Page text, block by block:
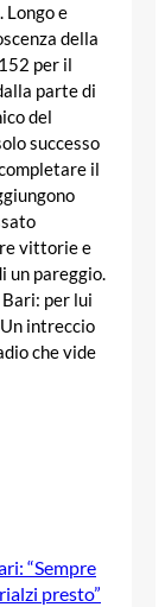
Longo e
della
per il
parte di
del
successo
il
vittorie e
un pareggio.
per lui
intreccio
che vide
“Sempre
presto”